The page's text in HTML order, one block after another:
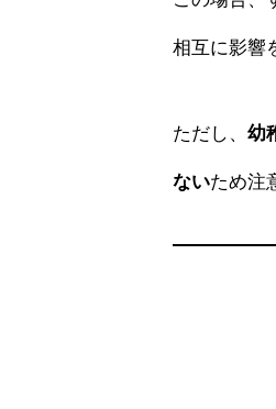
相互に影響
ただし、 幼
ないため注